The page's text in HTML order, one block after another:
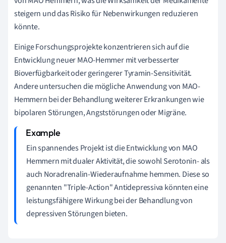
steigern und das Risiko für Nebenwirkungen reduzieren
könnte.
Einige Forschungsprojekte konzentrieren sich auf die
Entwicklung neuer MAO-Hemmer mit verbesserter
Bioverfügbarkeit oder geringerer Tyramin-Sensitivität.
Andere untersuchen die mögliche Anwendung von MAO-
Hemmern bei der Behandlung weiterer Erkrankungen wie
bipolaren Störungen, Angststörungen oder Migräne.
Ein spannendes Projekt ist die Entwicklung von MAO
Hemmern mit dualer Aktivität, die sowohl Serotonin- als
auch Noradrenalin-Wiederaufnahme hemmen. Diese so
genannten "Triple-Action" Antidepressiva könnten eine
leistungsfähigere Wirkung bei der Behandlung von
depressiven Störungen bieten.